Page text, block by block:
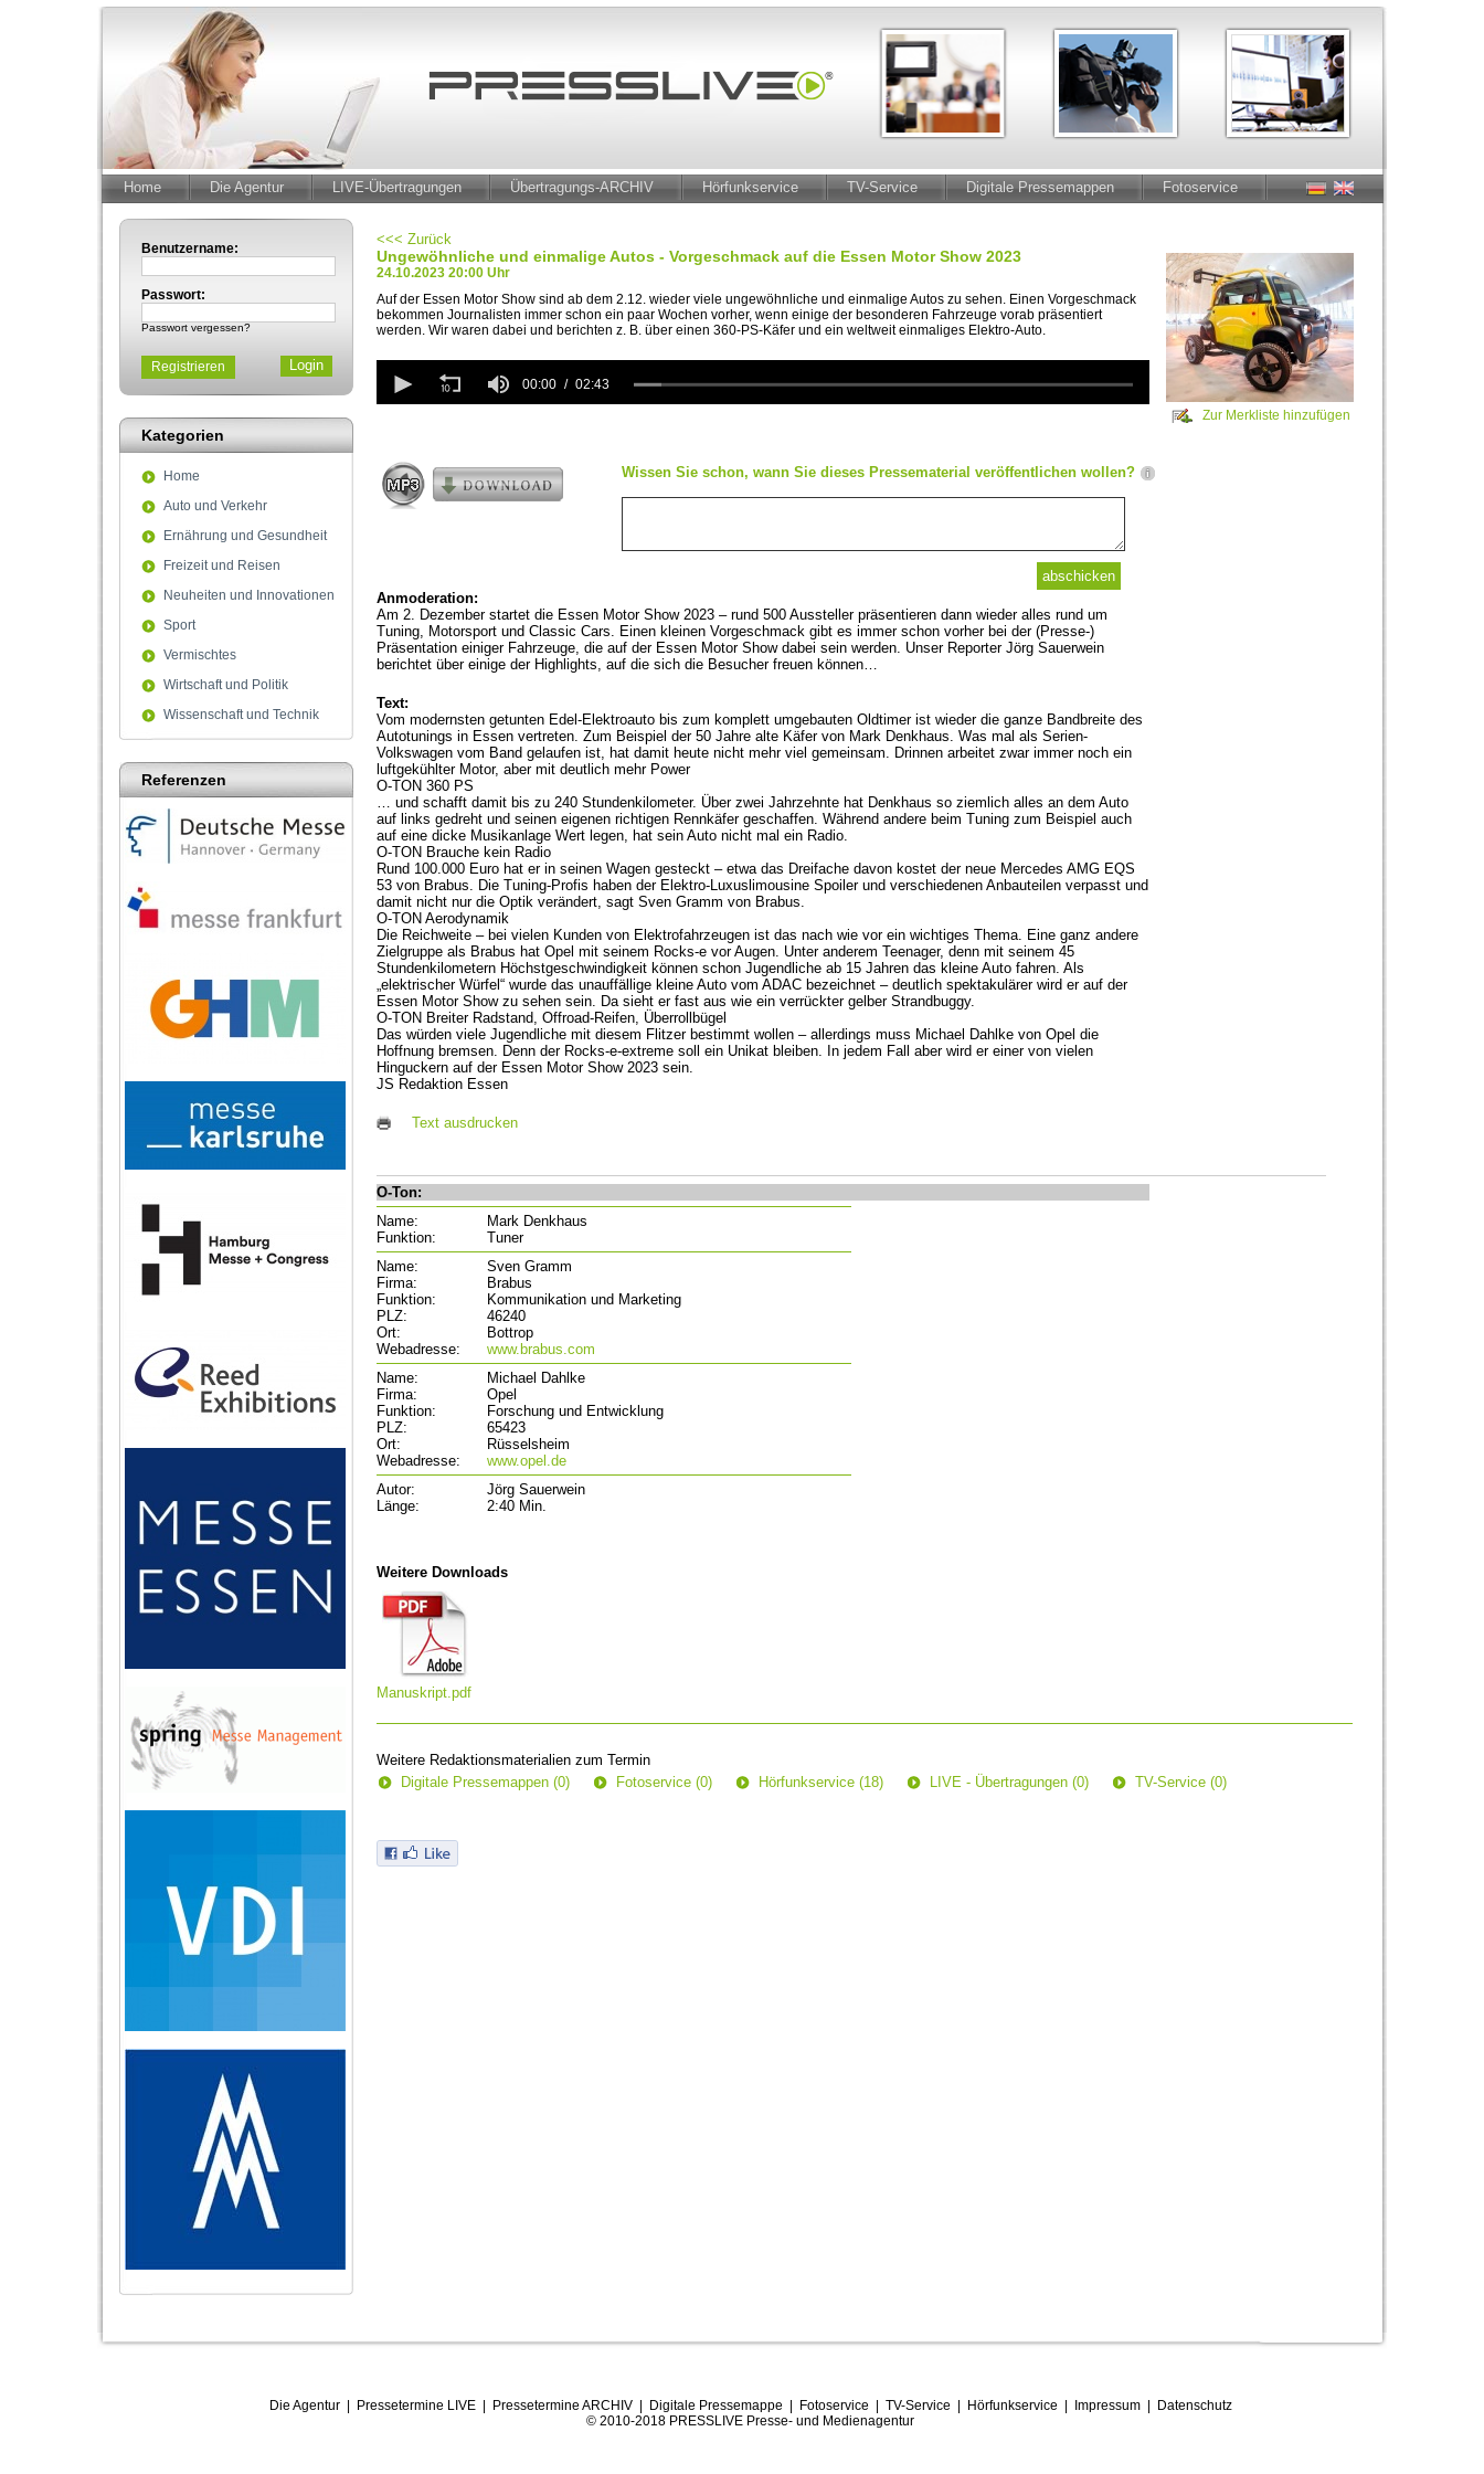
Home Die Agentur LIVE-Übertragungen Übertragungs-ARCHIV Hörfunkservice TV-Service Digitale Pressemappen Fotoservice
Benutzername:
Passwort:
Passwort vergessen?
Registrieren
Kategorien
Home
Auto und Verkehr
Ernährung und Gesundheit
Freizeit und Reisen
Neuheiten und Innovationen
Sport
Vermischtes
Wirtschaft und Politik
Wissenschaft und Technik
Referenzen
<<< Zurück
Ungewöhnliche und einmalige Autos - Vorgeschmack auf die Essen Motor Show 2023
24.10.2023 20:00 Uhr
Auf der Essen Motor Show sind ab dem 2.12. wieder viele ungewöhnliche und einmalige Autos zu sehen. Einen Vorgeschmack
bekommen Journalisten immer schon ein paar Wochen vorher, wenn einige der besonderen Fahrzeuge vorab präsentiert
werden. Wir waren dabei und berichten z. B. über einen 360-PS-Käfer und ein weltweit einmaliges Elektro-Auto.
seconds
of
secondsVolume
90%
00:00
02:43
Zur Merkliste hinzufügen
Wissen Sie schon, wann Sie dieses Pressematerial veröffentlichen wollen?
Anmoderation:
Am 2. Dezember startet die Essen Motor Show 2023 – rund 500 Aussteller präsentieren dann wieder alles rund um
Tuning, Motorsport und Classic Cars. Einen kleinen Vorgeschmack gibt es immer schon vorher bei der (Presse-)
Präsentation einiger Fahrzeuge, die auf der Essen Motor Show dabei sein werden. Unser Reporter Jörg Sauerwein
berichtet über einige der Highlights, auf die sich die Besucher freuen können…
Text:
Vom modernsten getunten Edel-Elektroauto bis zum komplett umgebauten Oldtimer ist wieder die ganze Bandbreite des
Autotunings in Essen vertreten. Zum Beispiel der 50 Jahre alte Käfer von Mark Denkhaus. Was mal als Serien-
Volkswagen vom Band gelaufen ist, hat damit heute nicht mehr viel gemeinsam. Drinnen arbeitet zwar immer noch ein
luftgekühlter Motor, aber mit deutlich mehr Power
O-TON 360 PS
… und schafft damit bis zu 240 Stundenkilometer. Über zwei Jahrzehnte hat Denkhaus so ziemlich alles an dem Auto
auf links gedreht und seinen eigenen richtigen Rennkäfer geschaffen. Während andere beim Tuning zum Beispiel auch
auf eine dicke Musikanlage Wert legen, hat sein Auto nicht mal ein Radio.
O-TON Brauche kein Radio
Rund 100.000 Euro hat er in seinen Wagen gesteckt – etwa das Dreifache davon kostet der neue Mercedes AMG EQS
53 von Brabus. Die Tuning-Profis haben der Elektro-Luxuslimousine Spoiler und verschiedenen Anbauteilen verpasst und
damit nicht nur die Optik verändert, sagt Sven Gramm von Brabus.
O-TON Aerodynamik
Die Reichweite – bei vielen Kunden von Elektrofahrzeugen ist das nach wie vor ein wichtiges Thema. Eine ganz andere
Zielgruppe als Brabus hat Opel mit seinem Rocks-e vor Augen. Unter anderem Teenager, denn mit seinem 45
Stundenkilometern Höchstgeschwindigkeit können schon Jugendliche ab 15 Jahren das kleine Auto fahren. Als
„elektrischer Würfel“ wurde das unauffällige kleine Auto vom ADAC bezeichnet – deutlich spektakulärer wird er auf der
Essen Motor Show zu sehen sein. Da sieht er fast aus wie ein verrückter gelber Strandbuggy.
O-TON Breiter Radstand, Offroad-Reifen, Überrollbügel
Das würden viele Jugendliche mit diesem Flitzer bestimmt wollen – allerdings muss Michael Dahlke von Opel die
Hoffnung bremsen. Denn der Rocks-e-extreme soll ein Unikat bleiben. In jedem Fall aber wird er einer von vielen
Hinguckern auf der Essen Motor Show 2023 sein.
JS Redaktion Essen
Text ausdrucken
O-Ton:
Name:
Mark Denkhaus
Funktion:
Tuner
Name:
Sven Gramm
Firma:
Brabus
Funktion:
Kommunikation und Marketing
PLZ:
46240
Ort:
Bottrop
Webadresse:
www.brabus.com
Name:
Michael Dahlke
Firma:
Opel
Funktion:
Forschung und Entwicklung
PLZ:
65423
Ort:
Rüsselsheim
Webadresse:
www.opel.de
Autor:
Jörg Sauerwein
Länge:
2:40 Min.
Weitere Downloads
Manuskript.pdf
Weitere Redaktionsmaterialien zum Termin
Digitale Pressemappen (0)
Fotoservice (0) Hörfunkservice (18) LIVE - Übertragungen (0) TV-Service (0)
Die Agentur| Pressetermine LIVE| Pressetermine ARCHIV| Digitale Pressemappe Fotoservice TV-Service Hörfunkservice Impressum| Datenschutz
© 2010-2018 PRESSLIVE Presse- und Medienagentur